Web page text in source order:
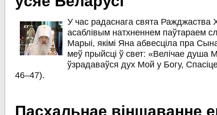
У час радаснага свята Ражджаства
асаблівым натхненнем паўтараем
Марыі, якімі Яна абвесціла пра
меў прыйсці ў свет: «Велічае душа
ўзрадаваўся дух Мой у Богу,
46–47).
Пасхальнае віншаванне